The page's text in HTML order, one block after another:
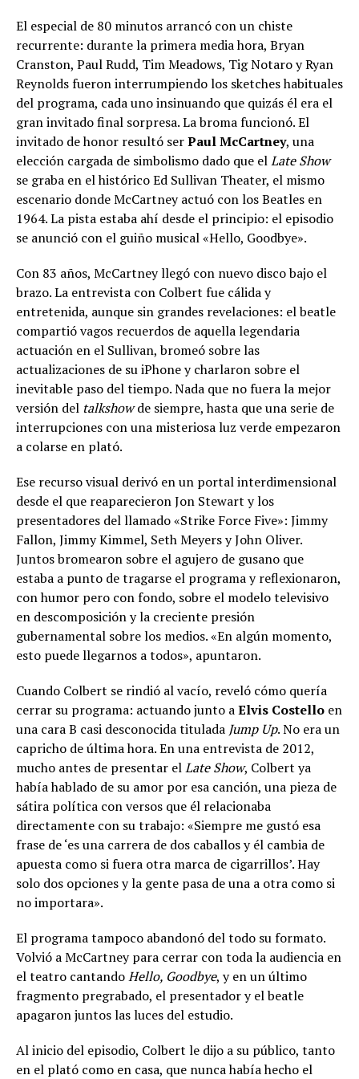
El especial de 80 minutos arrancó con un chiste
recurrente: durante la primera media hora, Bryan
Cranston, Paul Rudd, Tim Meadows, Tig Notaro y Ryan
Reynolds fueron interrumpiendo los sketches habituales
del programa, cada uno insinuando que quizás él era el
gran invitado final sorpresa. La broma funcionó. El
invitado de honor resultó serPaul McCartney, una
elección cargada de simbolismo dado que elLate Show
se graba en el histórico Ed Sullivan Theater, el mismo
escenario donde McCartney actuó con los Beatles en
1964. La pista estaba ahí desde el principio: el episodio
se anunció con el guiño musical «Hello, Goodbye».
Con 83 años, McCartney llegó con nuevo disco bajo el
brazo. La entrevista con Colbert fue cálida y
entretenida, aunque sin grandes revelaciones: el beatle
compartió vagos recuerdos de aquella legendaria
actuación en el Sullivan, bromeó sobre las
actualizaciones de su iPhone y charlaron sobre el
inevitable paso del tiempo. Nada que no fuera la mejor
versión del talkshowde siempre, hasta que una serie de
interrupciones con una misteriosa luz verde empezaron
a colarse en plató.
Ese recurso visual derivó en un portal interdimensional
desde el que reaparecieron Jon Stewart y los
presentadores del llamado «Strike Force Five»: Jimmy
Fallon, Jimmy Kimmel, Seth Meyers y John Oliver.
Juntos bromearon sobre el agujero de gusano que
estaba a punto de tragarse el programa y reflexionaron,
con humor pero con fondo, sobre el modelo televisivo
en descomposición y la creciente presión
gubernamental sobre los medios. «En algún momento,
esto puede llegarnos a todos», apuntaron.
Cuando Colbert se rindió al vacío, reveló cómo quería
cerrar su programa: actuando junto aElvis Costello en
una cara B casi desconocida titulada Jump Up. No era un
capricho de última hora. En una entrevista de 2012,
mucho antes de presentar elLate Show, Colbert ya
había hablado de su amor por esa canción, una pieza de
sátira política con versos que él relacionaba
directamente con su trabajo: «Siempre me gustó esa
frase de ‘es una carrera de dos caballos y él cambia de
apuesta como si fuera otra marca de cigarrillos’. Hay
solo dos opciones y la gente pasa de una a otra como si
no importara».
El programa tampoco abandonó del todo su formato.
Volvió a McCartney para cerrar con toda la audiencia en
el teatro cantandoHello, Goodbye, y en un último
fragmento pregrabado, el presentador y el beatle
apagaron juntos las luces del estudio.
Al inicio del episodio, Colbert le dijo a su público, tanto
en el plató como en casa, que nunca había hecho el